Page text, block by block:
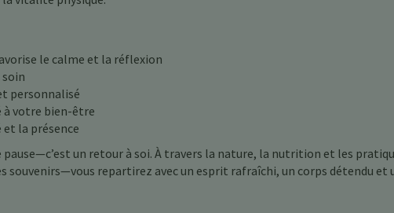
le calme et la réflexion
personnalisé
à votre bien-être
et la présence
un retour à soi. À travers la nature, la nutrition et les
souvenirs—vous repartirez avec un esprit rafraîchi, un corps détendu et